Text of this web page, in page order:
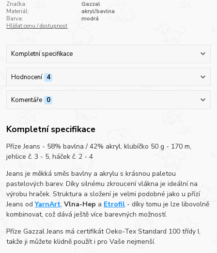
Značka:
Gazzal
Materiál:
akryl/bavlna
Barva:
modrá
Hlídat cenu / dostupnost
Kompletní specifikace
Hodnocení 4
Komentáře 0
Kompletní specifikace
Příze Jeans - 58% bavlna / 42% akryl, klubíčko 50 g - 170 m,
jehlice č. 3 - 5, háček č. 2 - 4
Jeans je měkká směs bavlny a akrylu s krásnou paletou
pastelových barev. Díky silnému zkroucení vlákna je ideální na
výrobu hraček. Struktura a složení je velmi podobné jako u přízí
Jeans odYarnArt,Vlna-Hep a Etrofil - díky tomu je lze libovolně
kombinovat, což dává ještě více barevných možností.
Příze Gazzal Jeans má certifikát Oeko-Tex Standard 100 třídy I,
takže ji můžete klidně použít i pro Vaše nejmenší.